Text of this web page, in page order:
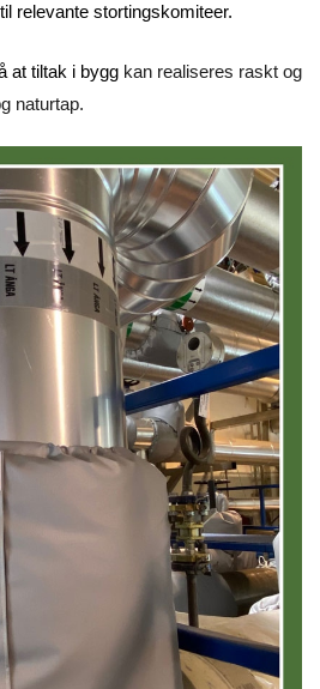
relevante stortingskomiteer.
at tiltak i bygg kan realiseres raskt og
naturtap.